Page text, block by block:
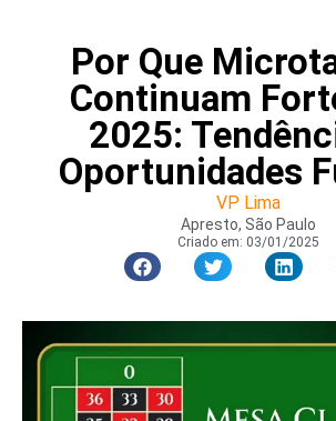
Por Que
Continuam
2025:
Oportunidades
VP Lima
Apresto, São Paulo
Criado em: 03/01/2025